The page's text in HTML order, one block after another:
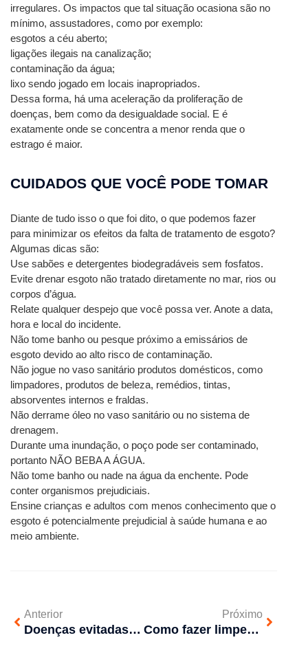
irregulares. Os impactos que tal situação ocasiona são no
mínimo, assustadores, como por exemplo:
esgotos a céu aberto;
ligações ilegais na canalização;
contaminação da água;
lixo sendo jogado em locais inapropriados.
Dessa forma, há uma aceleração da proliferação de
doenças, bem como da desigualdade social. E é
exatamente onde se concentra a menor renda que o
estrago é maior.
CUIDADOS QUE VOCÊ PODE TOMAR
Diante de tudo isso o que foi dito, o que podemos fazer
para minimizar os efeitos da falta de tratamento de esgoto?
Algumas dicas são:
Use sabões e detergentes biodegradáveis ​​sem fosfatos.
Evite drenar esgoto não tratado diretamente no mar, rios ou
corpos d’água.
Relate qualquer despejo que você possa ver. Anote a data,
hora e local do incidente.
Não tome banho ou pesque próximo a emissários de
esgoto devido ao alto risco de contaminação.
Não jogue no vaso sanitário produtos domésticos, como
limpadores, produtos de beleza, remédios, tintas,
absorventes internos e fraldas.
Não derrame óleo no vaso sanitário ou no sistema de
drenagem.
Durante uma inundação, o poço pode ser contaminado,
portanto NÃO BEBA A ÁGUA.
Não tome banho ou nade na água da enchente. Pode
conter organismos prejudiciais.
Ensine crianças e adultos com menos conhecimento que o
esgoto é potencialmente prejudicial à saúde humana e ao
meio ambiente.
Anterior
Doenças evitadas com a manutenção correta do esgoto
Próximo
Como fazer limpeza de encanamento?